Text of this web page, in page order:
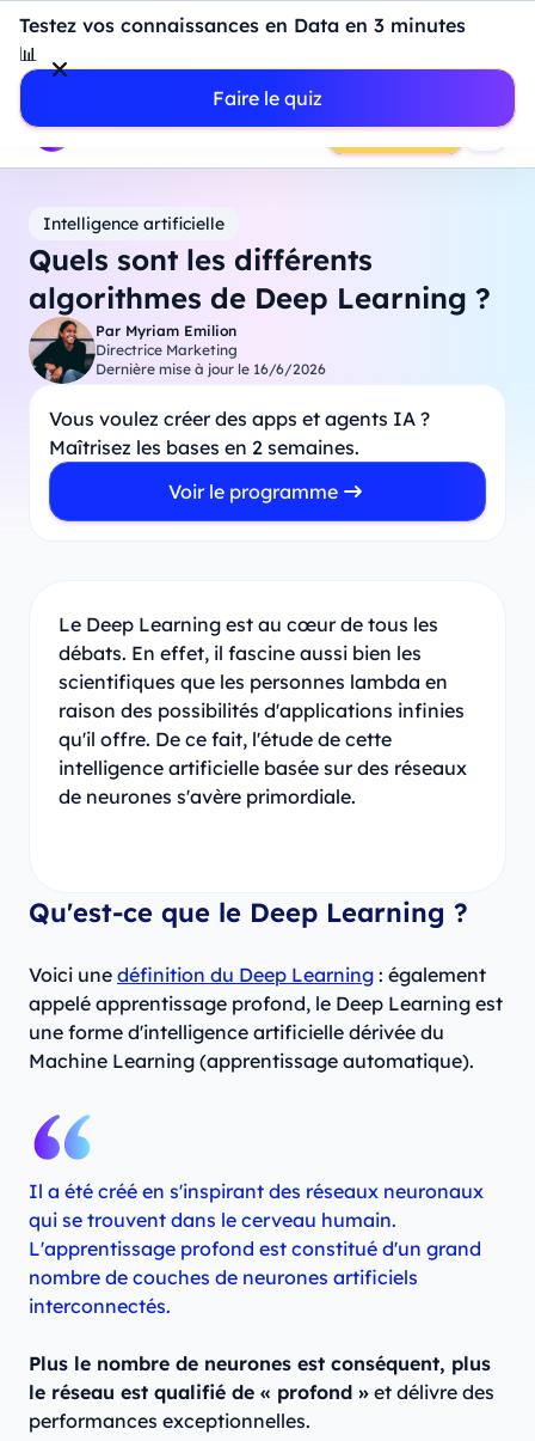
Testez vos connaissances en Data en 3 minutes
📊
Faire le quiz
Introduction à Power BI : construisez votre premier
dashboard de A à Z
- Mardi 11
18h00
Professionnels
Étudiants Parents Entreprises
Prendre RDV
Intelligence artificielle
Quels sont les différents
algorithmes de Deep Learning ?
Par Myriam Emilion
Directrice Marketing
Dernière mise à jour le 16/6/2026
Vous voulez créer des apps et agents IA ?
Maîtrisez les bases en 2 semaines.
Voir le programme
Le Deep Learning est au cœur de tous les
débats. En effet, il fascine aussi bien les
scientifiques que les personnes lambda en
raison des possibilités d'applications infinies
qu'il offre. De ce fait, l'étude de cette
intelligence artificielle basée sur des réseaux
de neurones s'avère primordiale.
Qu'est-ce que le Deep Learning ?
Voici une définition du Deep Learning : également
appelé apprentissage profond, le Deep Learning est
une forme d'intelligence artificielle dérivée du
Machine Learning (apprentissage automatique).
Il a été créé en s'inspirant des réseaux neuronaux
qui se trouvent dans le cerveau humain.
L'apprentissage profond est constitué d'un grand
nombre de couches de neurones artificiels
interconnectés.
Plus le nombre de neurones est conséquent, plus
le réseau est qualifié de « profond » et délivre des
performances exceptionnelles.